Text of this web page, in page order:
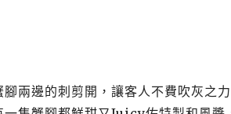
兩邊的刺剪開，讓客人不費吹灰之